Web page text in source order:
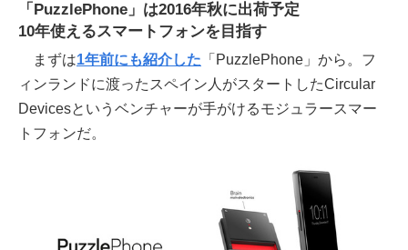
「PuzzlePhone」は2016年秋に出荷予定
10年使えるスマートフォンを目指す
まずは1年前にも紹介した 「PuzzlePhone」から。フ
ィンランドに渡ったスペイン人がスタートしたCircular
Devicesというベンチャーが手がけるモジュラースマー
トフォンだ。